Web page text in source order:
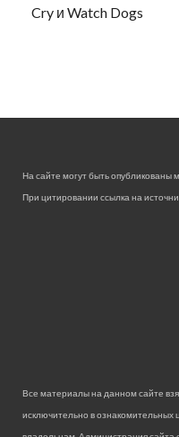
Cry и Watch Dogs
На сайте могут быть опубликованы
При цитировании ссылка на
Все материалы на данном сайте
исключительно в